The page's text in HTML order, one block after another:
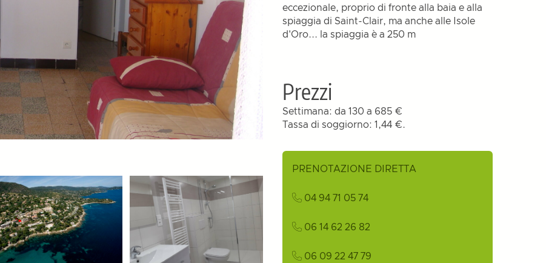
eccezionale, proprio di fronte alla baia e alla
spiaggia di Saint-Clair, ma anche alle Isole
d'Oro... la spiaggia è a 250 m
Prezzi
Settimana: da 130 a 685 €
Tassa di soggiorno: 1,44 €.
PRENOTAZIONE DIRETTA
04 94 71 05 74
06 14 62 26 82
06 09 22 47 79